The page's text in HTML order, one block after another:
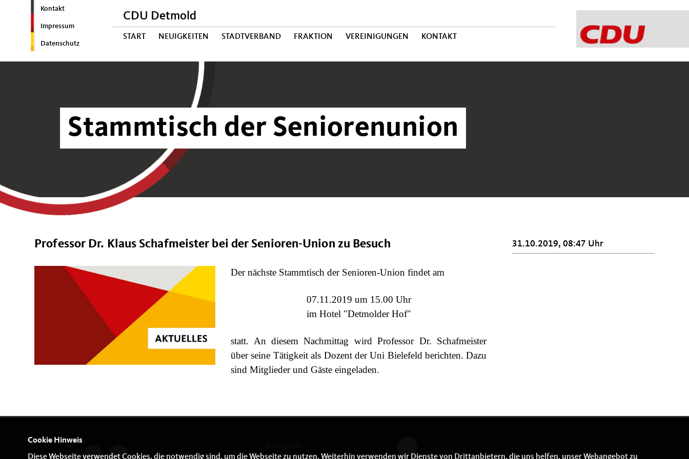
Kontakt
Impressum
Datenschutz
CDU Detmold
START NEUIGKEITEN STADTVERBAND FRAKTION VEREINIGUNGEN KONTAKT
Stammtisch der Seniorenunion
Professor Dr. Klaus Schafmeister bei der Senioren-Union zu Besuch
Der nächste Stammtisch der Senioren-Union findet am
07.11.2019 um 15.00 Uhr
im Hotel "Detmolder Hof"
statt. An diesem Nachmittag wird Professor Dr. Schafmeister
über seine Tätigkeit als Dozent der Uni Bielefeld berichten. Dazu
sind Mitglieder und Gäste eingeladen.
31.10.2019, 08:47 Uhr
Cookie Hinweis
Diese Webseite verwendet Cookies, die notwendig sind, um die Webseite zu nutzen. Weiterhin verwenden wir Dienste von Drittanbietern, die uns helfen, unser Webangebot zu